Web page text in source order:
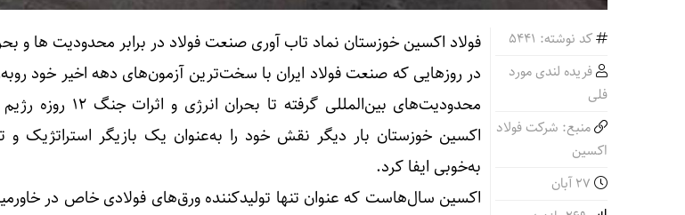
کد نوشته: 5441
فریده لندی مورد
فلی
منبع: شرکت فولاد
اکسین
فولاد اکسین خوزستان نماد تاب‌ آوری صنعت فولاد در برابر محدودیت‌ ها و
در روزهایی که صنعت فولاد ایران با سخت‌ترین آزمون‌های دهه اخیر خود
محدودیت‌های بین‌المللی
اکسین خوزستان بار دیگر نقش خود را به‌عنوان یک بازیگر استراتژیک و
به‌خوبی ایفا کرد.
اکسین سال‌هاست که عنوان تنها تولیدکننده ورق‌های فولادی خاص در